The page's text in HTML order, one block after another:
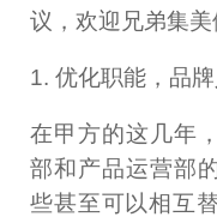
议，欢迎兄弟集美
1. 优化职能，品
在甲方的这几年
部和产品运营部
些甚至可以相互